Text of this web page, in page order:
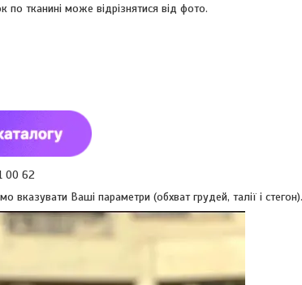
тканині може відрізнятися від фото.
00 62
вказувати Ваші параметри (обхват грудей, талії і стегон).